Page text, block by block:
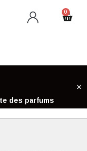
0
Cart
des parfums
×